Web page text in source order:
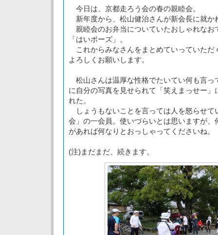
今日は、京都走ろう会の春の親睦会。
新年度から、松山健治さんが新会長に就か
親睦会のお弁当についていたおしゃれなお
「はいポーズ」。
これからみなさんをまとめていっていただ
よろしくお願いします。
松山さんは温厚な性格でたいてい何も言っ
に自分の写真を見せられて「笑えまっせー
れた。
しょうもないことを言っては人を怒らせて
会」の一会員。使いづらいとは思いますが、
があれば何なりとおっしゃってくださいね。
(注)まだまだ、続きます。